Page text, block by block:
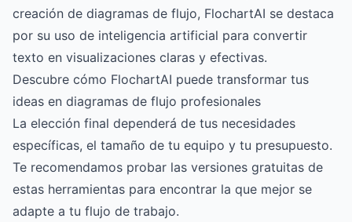
creación de diagramas de flujo, FlochartAI se destaca
por su uso de inteligencia artificial para convertir
texto en visualizaciones claras y efectivas.
Descubre cómo FlochartAI puede transformar tus
ideas en diagramas de flujo profesionales
La elección final dependerá de tus necesidades
específicas, el tamaño de tu equipo y tu presupuesto.
Te recomendamos probar las versiones gratuitas de
estas herramientas para encontrar la que mejor se
adapte a tu flujo de trabajo.